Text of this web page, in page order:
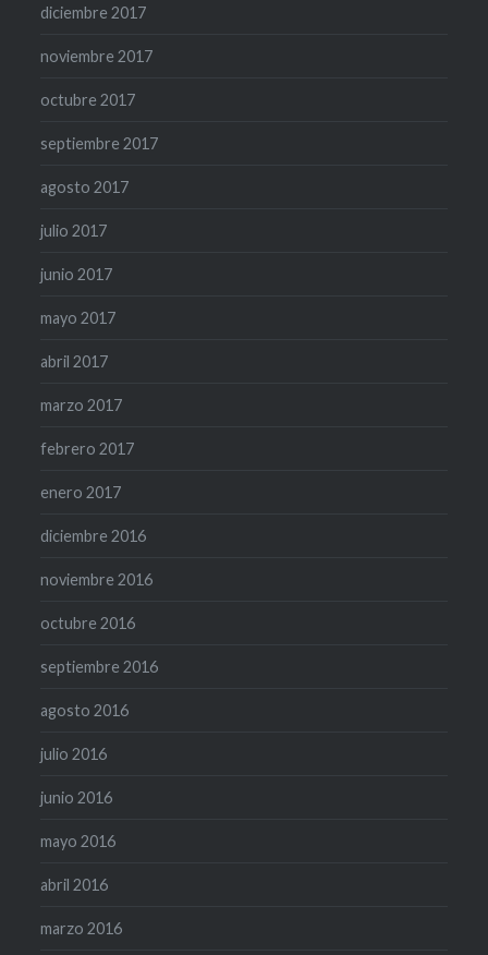
diciembre 2017
noviembre 2017
octubre 2017
septiembre 2017
agosto 2017
julio 2017
junio 2017
mayo 2017
abril 2017
marzo 2017
febrero 2017
enero 2017
diciembre 2016
noviembre 2016
octubre 2016
septiembre 2016
agosto 2016
julio 2016
junio 2016
mayo 2016
abril 2016
marzo 2016